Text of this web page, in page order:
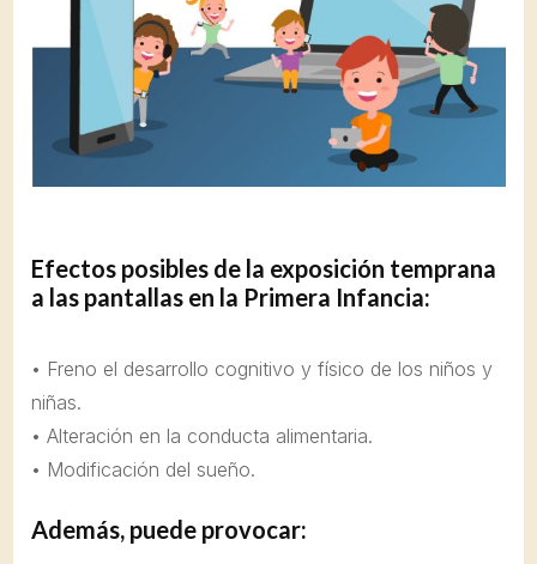
Efectos posibles de la exposición temprana
a las pantallas en la Primera Infancia:
• Freno el desarrollo cognitivo y físico de los niños y
niñas.
• Alteración en la conducta alimentaria.
• Modificación del sueño.
Además, puede provocar: